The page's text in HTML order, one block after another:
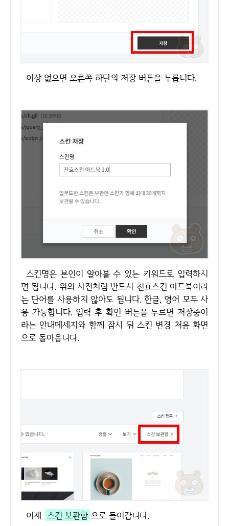
이상 없으면 오른쪽 하단의 저장 버튼을 누릅니다.
스킨명은 본인이 알아볼 수 있는 키워드로 입력하시
면 됩니다. 위의 사진처럼 반드시 친효스킨 아트북이라
는 단어를 사용하지 않아도 됩니다. 한글, 영어 모두 사
용 가능합니다. 입력 후 확인 버튼을 누르면 저장중이
라는 안내메세지와 함께 잠시 뒤 스킨 변경 처음 화면
으로 돌아옵니다.
이제 스킨 보관함 으로 들어갑니다.